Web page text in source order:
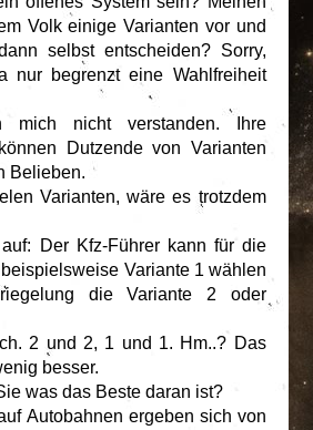
Volk einige Varianten vor und
selbst entscheiden? Sorry,
nur begrenzt eine Wahlfreiheit
mich nicht verstanden. Ihre
Dutzende von Varianten
Belieben.
Varianten, wäre es trotzdem
Der Kfz-Führer kann für die
Variante 1 wählen
die Variante 2 oder
2 und 2, 1 und 1. Hm..? Das
besser.
was das Beste daran ist?
Autobahnen ergeben sich von